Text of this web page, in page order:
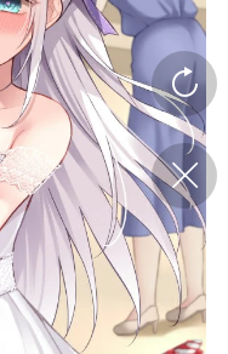
P站美图推荐——条纹过膝袜（二）
0